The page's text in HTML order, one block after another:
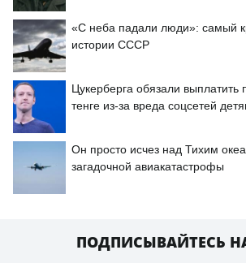
«С неба падали люди»: самый
истории СССР
Цукерберга обязали выплатить
тенге из-за вреда соцсетей
Он просто исчез над Тихим
загадочной авиакатастрофы
ПОДПИСЫВАЙТЕСЬ